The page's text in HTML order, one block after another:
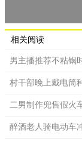
在家长们看来
鸡，那么应该还有
只小鸡。可是为什
六只小鸡，所以
这么看来显然
相关阅读
男主播推荐不粘锅
村干部晚上戴电筒
二男制作兜售假火
醉酒老人骑电动车